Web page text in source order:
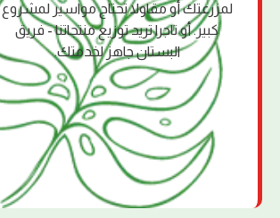
لمزرعتك أو مقاولا تحتاج مواسير لمشروع
كبير. أو تاجرا تريد توزيع منتجاتنا - فريق
البستان جاهز لخدمتك.